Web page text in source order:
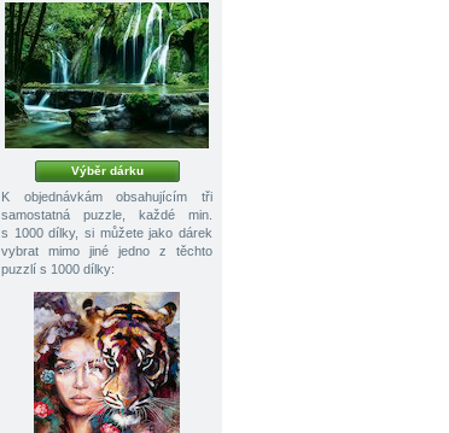
Výběr dárku
K objednávkám obsahujícím tři
samostatná puzzle, každé min.
s 1000 dílky, si můžete jako dárek
vybrat mimo jiné jedno z těchto
puzzlí s 1000 dílky: